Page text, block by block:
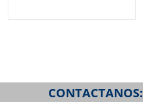
CONTACTANOS: